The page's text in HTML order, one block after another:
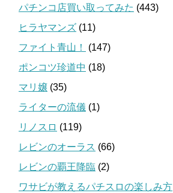
パチンコ店買い取ってみた (443)
ヒラヤマンズ (11)
ファイト青山！
(147)
ポンコツ珍道中 (18)
マリ嬢 (35)
ライターの流儀 (1)
リノスロ (119)
レビンのオーラス (66)
レビンの覇王降臨 (2)
ワサビが教えるパチスロの楽しみ方